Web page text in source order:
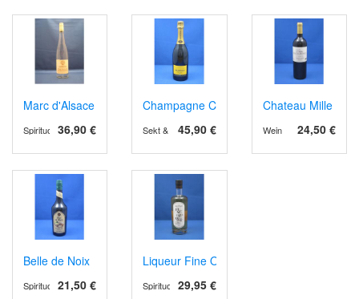
Marc d'Alsace Gewurztraminer
36,90 €
Spirituosen
Champagne Carte d'Or Brut
45,90 €
Sekt & Schaumwein
Chateau Mille
24,50 €
Wein
Belle de Noix
21,50 €
Spirituosen
Liqueur Fine Orange
29,95 €
Spirituosen